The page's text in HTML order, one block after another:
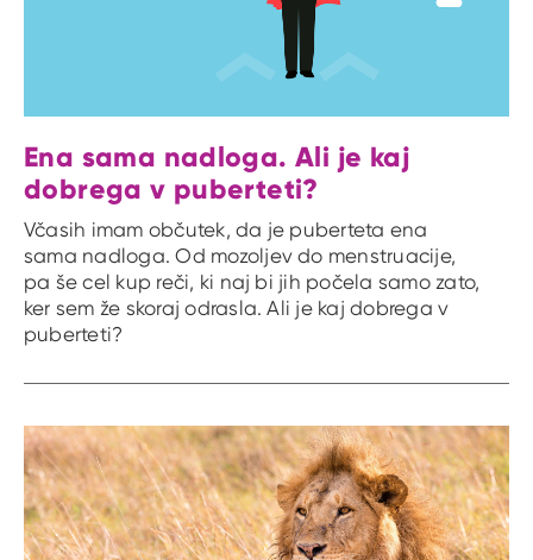
Ena sama nadloga. Ali je kaj
dobrega v puberteti?
Včasih imam občutek, da je puberteta ena
sama nadloga. Od mozoljev do menstruacije,
pa še cel kup reči, ki naj bi jih počela samo zato,
ker sem že skoraj odrasla. Ali je kaj dobrega v
puberteti?